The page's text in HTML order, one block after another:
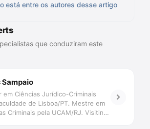
está entre os autores desse artigo
que conduziram este
Sampaio
em Ciências Jurídico-Criminais
de Lisboa/PT. Mestre em
Criminais pela UCAM/RJ. Visiting